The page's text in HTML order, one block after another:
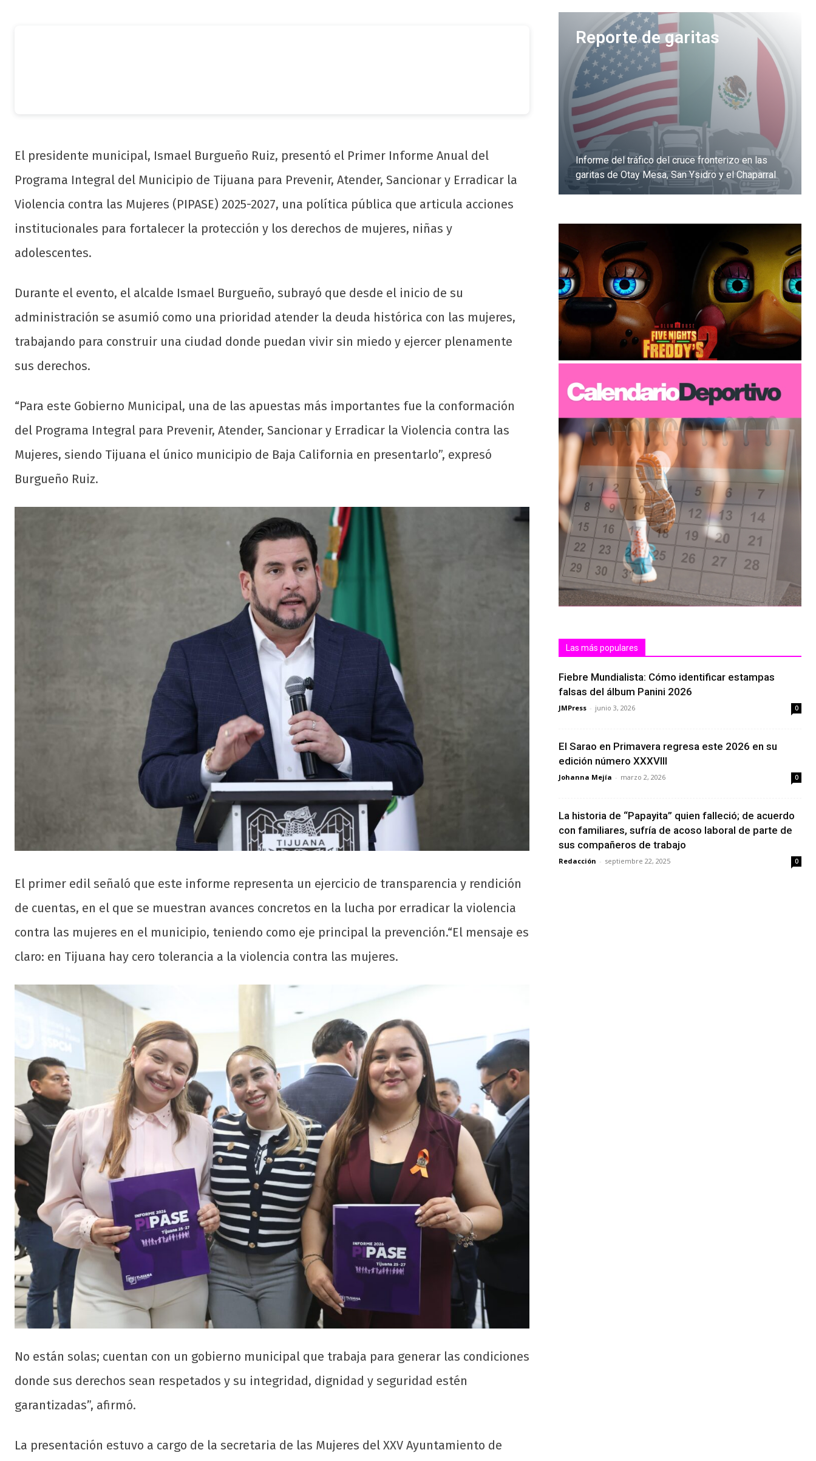
El presidente municipal, Ismael Burgueño Ruiz, presentó el Primer Informe Anual del
Programa Integral del Municipio de Tijuana para Prevenir, Atender, Sancionar y Erradicar la
Violencia contra las Mujeres (PIPASE) 2025-2027, una política pública que articula acciones
institucionales para fortalecer la protección y los derechos de mujeres, niñas y
adolescentes.
Durante el evento, el alcalde Ismael Burgueño, subrayó que desde el inicio de su
administración se asumió como una prioridad atender la deuda histórica con las mujeres,
trabajando para construir una ciudad donde puedan vivir sin miedo y ejercer plenamente
sus derechos.
“Para este Gobierno Municipal, una de las apuestas más importantes fue la conformación
del Programa Integral para Prevenir, Atender, Sancionar y Erradicar la Violencia contra las
Mujeres, siendo Tijuana el único municipio de Baja California en presentarlo”, expresó
Burgueño Ruiz.
El primer edil señaló que este informe representa un ejercicio de transparencia y rendición
de cuentas, en el que se muestran avances concretos en la lucha por erradicar la violencia
contra las mujeres en el municipio, teniendo como eje principal la prevención.“El mensaje es
claro: en Tijuana hay cero tolerancia a la violencia contra las mujeres.
No están solas; cuentan con un gobierno municipal que trabaja para generar las condiciones
donde sus derechos sean respetados y su integridad, dignidad y seguridad estén
garantizadas”, afirmó.
La presentación estuvo a cargo de la secretaria de las Mujeres del XXV Ayuntamiento de
Reporte de garitas
Informe del tráfico del cruce fronterizo en las
garitas de Otay Mesa, San Ysidro y el Chaparral
Dale clic
Las más populares
Fiebre Mundialista: Cómo identificar estampas
falsas del álbum Panini 2026
JMPress - junio 3, 2026 0
El Sarao en Primavera regresa este 2026 en su
edición número XXXVIII
Johanna Mejía - marzo 2, 2026 0
La historia de “Papayita” quien falleció; de acuerdo
con familiares, sufría de acoso laboral de parte de
sus compañeros de trabajo
Redacción - septiembre 22, 2025 0